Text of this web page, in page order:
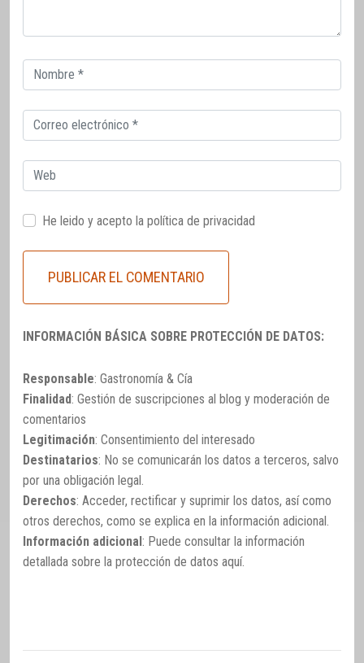
Correo
electrónico
Correo
electrónico
Web
He leido y acepto la política de privacidad
INFORMACIÓN BÁSICA SOBRE PROTECCIÓN DE DATOS:
Responsable: Gastronomía & Cía
Finalidad: Gestión de suscripciones al blog y moderación de
comentarios
Legitimación: Consentimiento del interesado
Destinatarios: No se comunicarán los datos a terceros, salvo
por una obligación legal.
Derechos: Acceder, rectificar y suprimir los datos, así como
otros derechos, como se explica en la información adicional.
Información adicional : Puede consultar la información
detallada sobre la protección de datos aquí.